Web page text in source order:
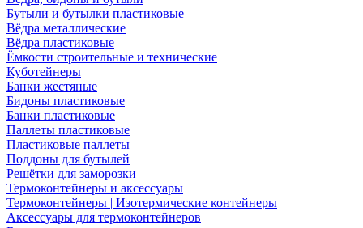
Бутыли и бутылки пластиковые
Вёдра металлические
Вёдра пластиковые
Ёмкости строительные и технические
Куботейнеры
Банки жестяные
Бидоны пластиковые
Банки пластиковые
Паллеты пластиковые
Пластиковые паллеты
Поддоны для бутылей
Решётки для заморозки
Термоконтейнеры и аксессуары
Термоконтейнеры | Изотермические контейнеры
Аксессуары для термоконтейнеров